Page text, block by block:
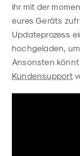
ihr mit der
eures Geräts
Updateprozess
hochgeladen,
Ansonsten
Kundensupport